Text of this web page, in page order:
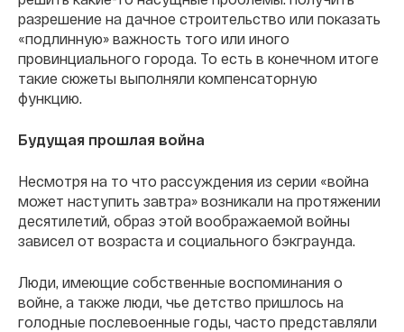
разрешение на дачное строительство или показать
«подлинную» важность того или иного
провинциального города. То есть в конечном итоге
такие сюжеты выполняли компенсаторную
функцию.
Будущая прошлая война
Несмотря на то что рассуждения из серии «война
может наступить завтра» возникали на протяжении
десятилетий, образ этой воображаемой войны
зависел от возраста и социального бэкграунда.
Люди, имеющие собственные воспоминания о
войне, а также люди, чье детство пришлось на
голодные послевоенные годы, часто представляли